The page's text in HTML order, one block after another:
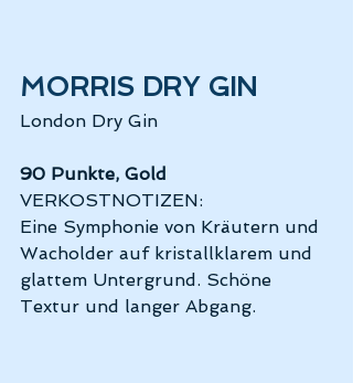
MORRIS DRY GIN
London Dry Gin
90 Punkte, Gold
VERKOSTNOTIZEN:
Eine Symphonie von Kräutern und
Wacholder auf kristallklarem und
glattem Untergrund. Schöne
Textur und langer Abgang.